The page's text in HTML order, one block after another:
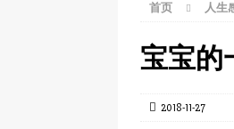
[ 2026-
[ 2026-04-
[ 2026-04-
首页 人生
宝宝的
2018-11-27